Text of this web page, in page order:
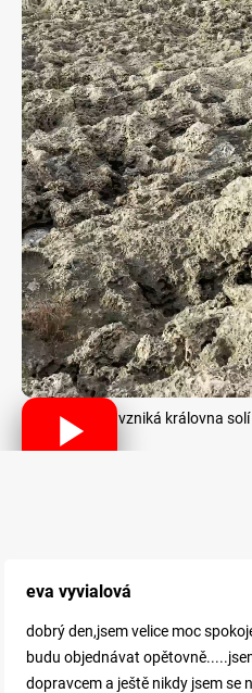
Jak vzniká královna solí
eva vyvialová
dobrý den,jsem velice moc
budu objednávat
dopravcem a ještě nikdy jsem se